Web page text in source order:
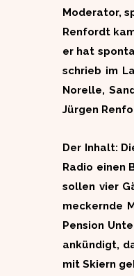
Moderator,
Renfordt
er hat
schrieb im
Norelle,
Jürgen
Der Inhalt:
Radio einen
sollen vier
meckernde
Pension
ankündigt,
mit Skiern